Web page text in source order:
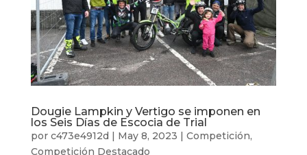
Dougie Lampkin y Vertigo se imponen en
los Seis Días de Escocia de Trial
por c473e4912d | May 8, 2023 | Competición,
Competición Destacado